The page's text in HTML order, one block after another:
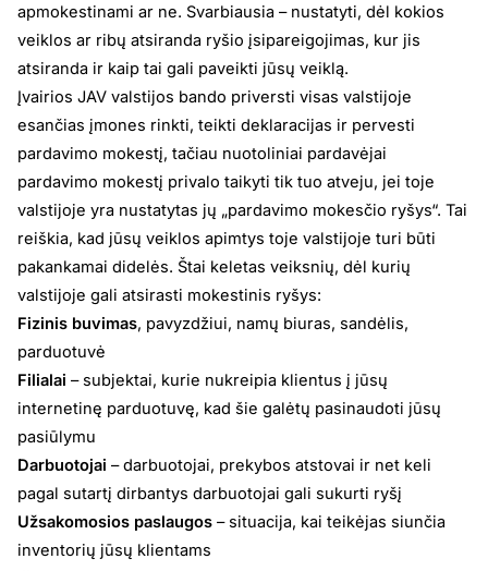
apmokestinami ar ne. Svarbiausia – nustatyti, dėl kokios
veiklos ar ribų atsiranda ryšio įsipareigojimas, kur jis
atsiranda ir kaip tai gali paveikti jūsų veiklą.
Įvairios JAV valstijos bando priversti visas valstijoje
esančias įmones rinkti, teikti deklaracijas ir pervesti
pardavimo mokestį, tačiau nuotoliniai pardavėjai
pardavimo mokestį privalo taikyti tik tuo atveju, jei toje
valstijoje yra nustatytas jų „pardavimo mokesčio ryšys“. Tai
reiškia, kad jūsų veiklos apimtys toje valstijoje turi būti
pakankamai didelės. Štai keletas veiksnių, dėl kurių
valstijoje gali atsirasti mokestinis ryšys:
Fizinis buvimas, pavyzdžiui, namų biuras, sandėlis,
parduotuvė
Filialai – subjektai, kurie nukreipia klientus į jūsų
internetinę parduotuvę, kad šie galėtų pasinaudoti jūsų
pasiūlymu
Darbuotojai – darbuotojai, prekybos atstovai ir net keli
pagal sutartį dirbantys darbuotojai gali sukurti ryšį
Užsakomosios paslaugos – situacija, kai teikėjas siunčia
inventorių jūsų klientams